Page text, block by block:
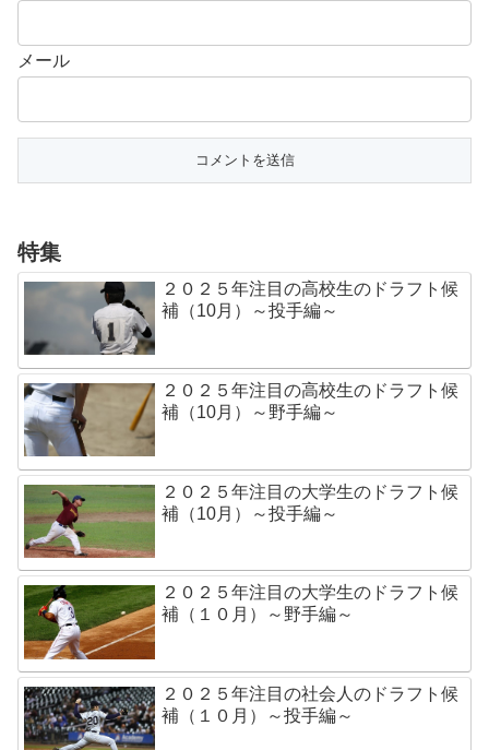
メール
特集
２０２５年注目の高校生のドラフト候
補（10月）～投手編～
２０２５年注目の高校生のドラフト候
補（10月）～野手編～
２０２５年注目の大学生のドラフト候
補（10月）～投手編～
２０２５年注目の大学生のドラフト候
補（１０月）～野手編～
２０２５年注目の社会人のドラフト候
補（１０月）～投手編～